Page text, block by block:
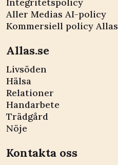
Integritetspolicy
Aller Medias AI-policy
Kommersiell policy Allas
Allas.se
Livsöden
Hälsa
Relationer
Handarbete
Trädgård
Nöje
Kontakta oss